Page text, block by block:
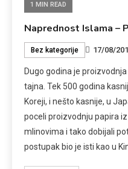
1 MIN READ
Naprednost Islama –
Bez kategorije 17/08/
Dugo godina je
tajna. Tek 500 godina
Koreji, i nešto kasnije, u
poceli proizvodnju papira
mlinovima i tako dobijali
postupak bio je isti kao u